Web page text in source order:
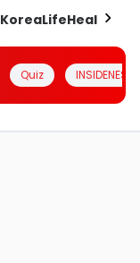
KoreaLifeHealth
Quiz INSIDENESIA